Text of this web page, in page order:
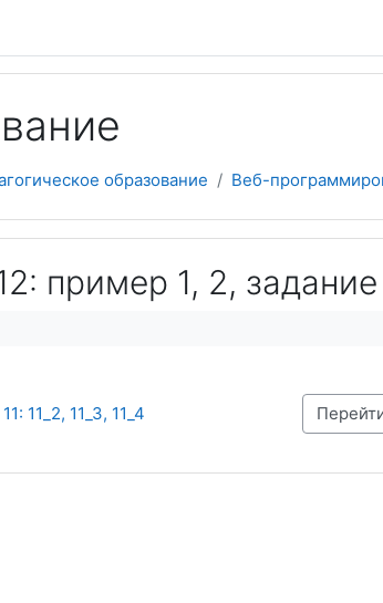
образование Веб-
пример 1, 2, задание
11_2, 11_3, 11_4 Перейти на...